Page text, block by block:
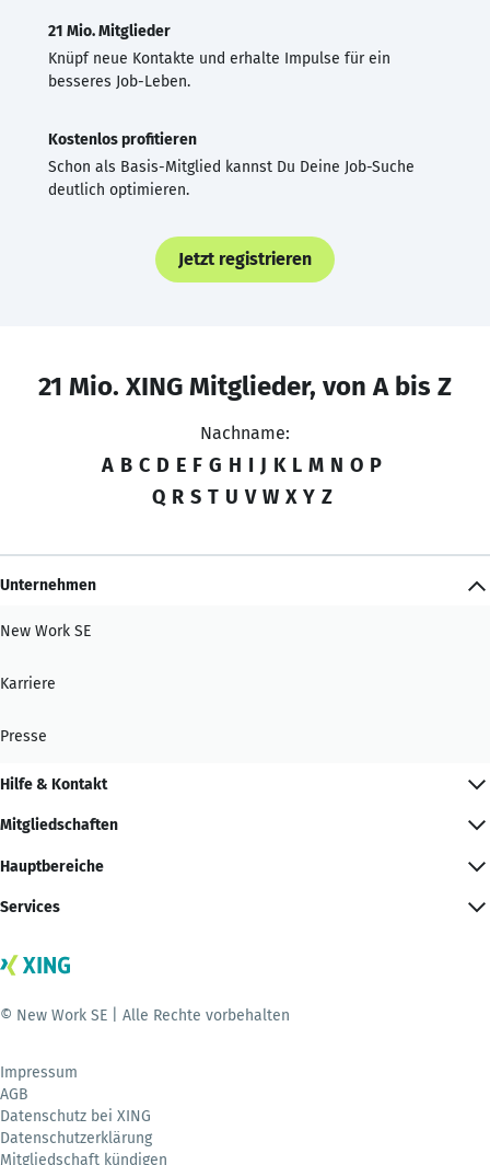
21 Mio. Mitglieder
Knüpf neue Kontakte und erhalte Impulse für ein
besseres Job-Leben.
Kostenlos profitieren
Schon als Basis-Mitglied kannst Du Deine Job-Suche
deutlich optimieren.
Jetzt registrieren
21 Mio. XING Mitglieder, von A bis Z
Nachname:
A B C D E F G H I J K L M N O P
Q R S T U V W X Y Z
Unternehmen
New Work SE
Karriere
Presse
Hilfe & Kontakt
Mitgliedschaften
Hauptbereiche
Services
© New Work SE | Alle Rechte vorbehalten
Impressum
AGB
Datenschutz bei XING
Datenschutzerklärung
Mitgliedschaft kündigen